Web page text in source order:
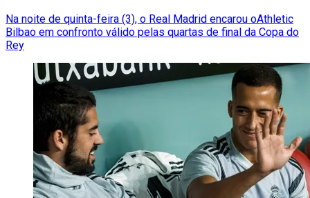
Na noite de quinta-feira (3), o Real Madrid encarou oAthletic
Bilbao em confronto válido pelas quartas de final da Copa do
Rey